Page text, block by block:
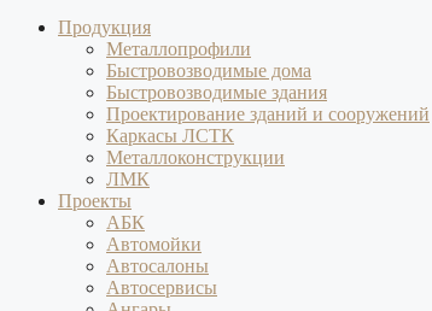
Продукция
Металлопрофили
Быстровозводимые дома
Быстровозводимые здания
Проектирование зданий и сооружений
Каркасы ЛСТК
Металлоконструкции
ЛМК
Проекты
АБК
Автомойки
Автосалоны
Автосервисы